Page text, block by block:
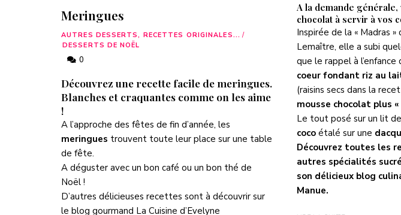
Meringues
AUTRES DESSERTS, RECETTES ORIGINALES... /
DESSERTS DE NOËL
0
Découvrez une recette facile de meringues.
Blanches et craquantes comme on les aime
!
A l’approche des fêtes de fin d’année, les
meringues trouvent toute leur place sur une table
de fête.
A déguster avec un bon café ou un bon thé de
Noël !
D’autres délicieuses recettes sont à découvrir sur
le blog gourmand La Cuisine d’Evelyne
A la demande générale,
chocolat à servir à vos
Inspirée de la « Madras
Lemaître, elle a subi
que le rappel à
coeur fondant riz au
(raisins secs dans la
mousse chocolat plus
Le tout posé sur un lit de
coco étalé sur une
Découvrez toutes les
autres spécialités
son délicieux blog
Manue.